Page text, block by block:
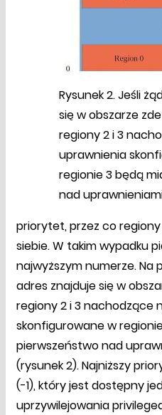
Rysunek 2. Jeśli
się w obszarze
regiony 2 i 3
uprawnienia
regionie 3 będą
nad
priorytet, przez co
siebie. W takim wypadku
najwyższym numerze. Na
adres znajduje się w
regiony 2 i 3 nachodzące
skonfigurowane w
pierwszeństwo nad
(rysunek 2). Najniższy
(-1), który jest dostępny
uprzywilejowania